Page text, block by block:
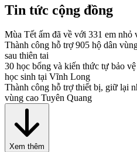
Tin tức cộng đồng
Mùa Tết ấm đã về với 331 em
Thành công hỗ trợ 905 hộ dân
sau thiên tai
30 học bổng và kiến thức tự bảo
học sinh tại Vĩnh Long
Thành công hỗ trợ thiết bị, giữ lại
vùng cao Tuyên Quang
Xem thêm